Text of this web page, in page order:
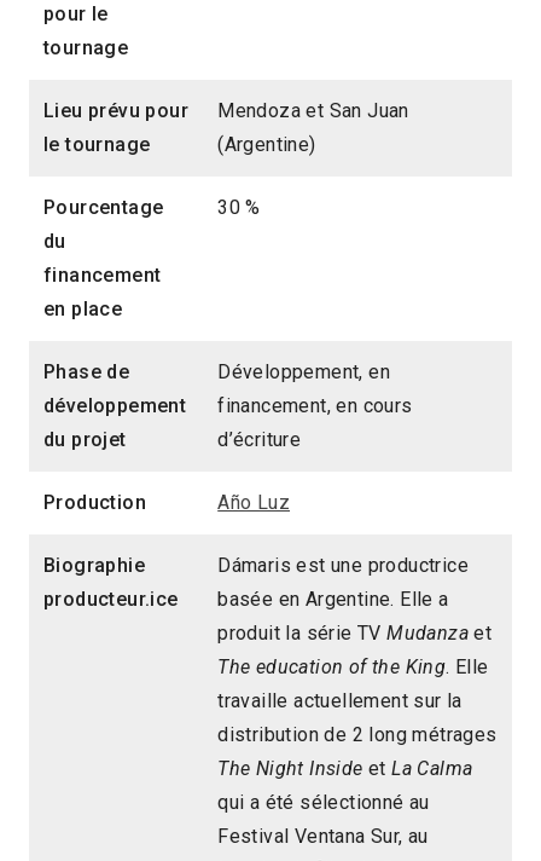
pour le
tournage
Lieu prévu pour
le tournage
Mendoza et San Juan
(Argentine)
Pourcentage
du
financement
en place
30 %
Phase de
développement
du projet
Développement, en
financement, en cours
d’écriture
Production Año Luz
Biographie
producteur.ice
Dámaris est une productrice
basée en Argentine. Elle a
produit la série TVMudanza et
The education of the King. Elle
travaille actuellement sur la
distribution de 2 long métrages
The Night Inside etLa Calma
qui a été sélectionné au
Festival Ventana Sur, au